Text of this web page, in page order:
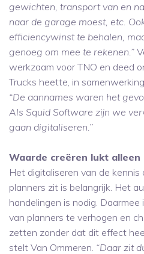
gewichten, transport van en
naar de garage moest, etc.
efficiencywinst te behalen,
genoeg om mee te rekenen.”
werkzaam voor TNO en deed
Trucks heette, in
“De aannames waren het
Als Squid Software zijn we
gaan digitaliseren.”
Waarde creëren lukt
Het digitaliseren van de kennis
planners zit is belangrijk. Het
handelingen is nodig.
van planners te verhogen en
zetten zonder dat dit effect
stelt Van Ommeren. “Daar zit